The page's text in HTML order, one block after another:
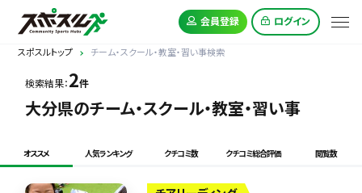
会員登録 ログイン
スポスルトップ チーム・スクール・教室・習い事検索
検索結果：2件
大分県のチーム・スクール・教室・習い事
オススメ 人気ランキング クチコミ数 クチコミ総合評価 閲覧数